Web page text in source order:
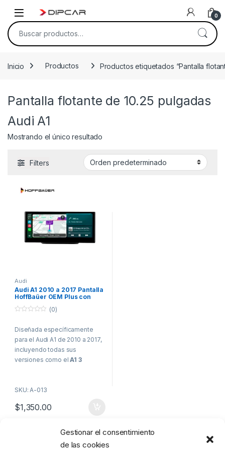
Gestionar el consentimiento
de las cookies
0
Buscar por:
Inicio Productos Productos etiquetados “Pantalla
Pantalla flotante de 10.25 pulgadas
Audi A1
Mostrando el único resultado
Filters
Audi
Audi A1 2010 a 2017 Pantalla
HoffBaüer OEM Plus con
Apple CarPlay y Android
Auto Hoffmann & Baüer
u
o
f
(0)
Diseñada específicamente
para el Audi A1 de 2010 a 2017,
incluyendo todas sus
versiones como elA1 3
HoffBaüer OEM Plus de 8.8” en
experiencia multimedia de tu
integra de manera elegante en
el interior de tu Audi A1,
SKU: A-013
$1,350.00
Mostrando el único resultado